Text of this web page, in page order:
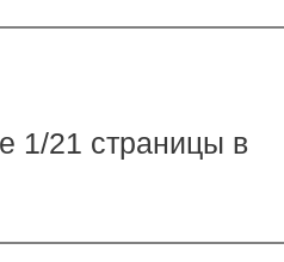
1/21 страницы в